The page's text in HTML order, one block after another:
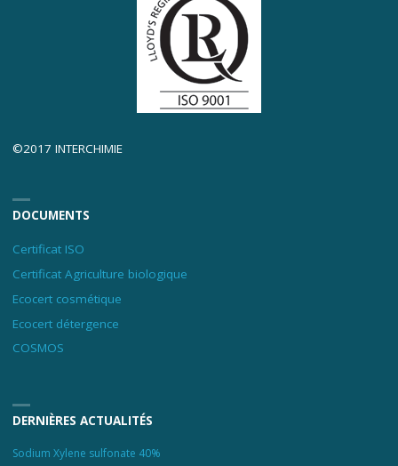
©2017 INTERCHIMIE
DOCUMENTS
Certificat ISO
Certificat Agriculture biologique
Ecocert cosmétique
Ecocert détergence
COSMOS
DERNIÈRES ACTUALITÉS
Sodium Xylene sulfonate 40%